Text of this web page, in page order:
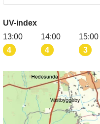
UV-index
13:00
4
14:00
4
15:00
3